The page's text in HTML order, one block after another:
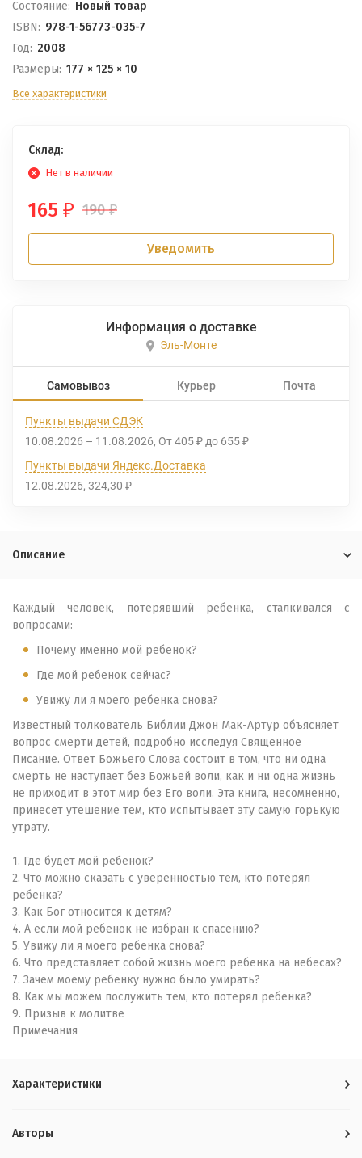
Состояние: Новый товар
ISBN: 978-1-56773-035-7
Год: 2008
Размеры: 177 × 125 × 10
Все характеристики
Склад:
Нет в наличии
165 ₽ 190₽
Уведомить
Информация о доставке
Эль-Монте
Самовывоз Курьер Почта
Пункты выдачи СДЭК
10.08.2026 – 11.08.2026 От 405 ₽ до 655 ₽
Пункты выдачи Яндекс.Доставка
12.08.2026 324,30 ₽
Описание
Каждый человек, потерявший ребенка, сталкивался с
вопросами:
Почему именно мой ребенок?
Где мой ребенок сейчас?
Увижу ли я моего ребенка снова?
Известный толкователь Библии Джон Мак-Артур объясняет
вопрос смерти детей, подробно исследуя Священное
Писание. Ответ Божьего Слова состоит в том, что ни одна
смерть не наступает без Божьей воли, как и ни одна жизнь
не приходит в этот мир без Его воли. Эта книга, несомненно,
принесет утешение тем, кто испытывает эту самую горькую
утрату.
1. Где будет мой ребенок?
2. Что можно сказать с уверенностью тем, кто потерял
ребенка?
3. Как Бог относится к детям?
4. А если мой ребенок не избран к спасению?
5. Увижу ли я моего ребенка снова?
6. Что представляет собой жизнь моего ребенка на небесах?
7. Зачем моему ребенку нужно было умирать?
8. Как мы можем послужить тем, кто потерял ребенка?
9. Призыв к молитве
Примечания
Характеристики
Авторы